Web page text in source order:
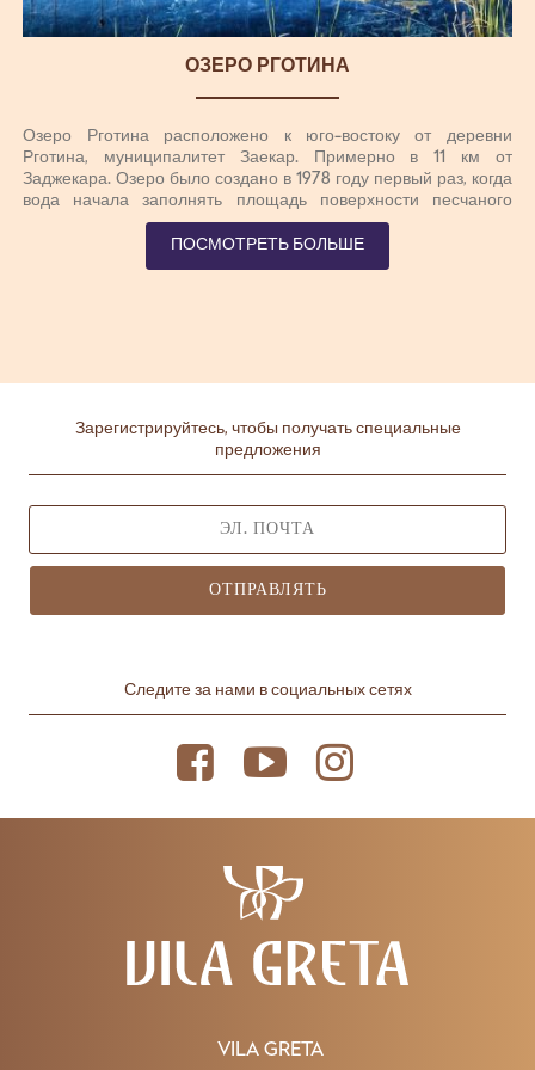
ОЗЕРО РГОТИНА
Озеро Рготина расположено к юго-востоку от деревни
Рготина, муниципалитет Заекар. Примерно в 11 км от
Заджекара. Озеро было создано в 1978 году первый раз, когда
вода начала заполнять площадь поверхности песчаного
рудника. Сегодня он занимает площадь около 30 гектаров, а
максимальная глубина озера составляет около 40 м.
Благодаря наличию кварцевого песка, вода достаточно
ПОСМОТРЕТЬ БОЛЬШЕ
Зарегистрируйтесь, чтобы получать специальные
предложения
ОТПРАВЛЯТЬ
Следите за нами в социальных сетях
VILA GRETA